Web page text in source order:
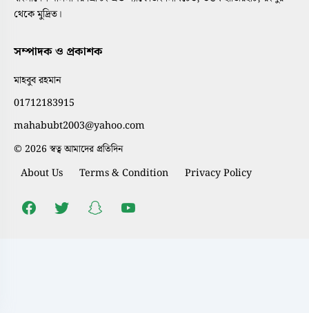
থেকে মুদ্রিত।
সম্পাদক ও প্রকাশক
মাহবুব রহমান
01712183915
mahabubt2003@yahoo.com
© 2026 স্বত্ব আমাদের প্রতিদিন
About Us Terms & Condition Privacy Policy